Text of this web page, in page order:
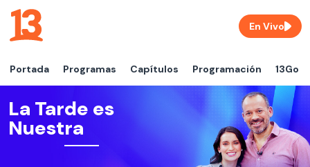
Portada Programas Capítulos Programación 13Go
En Vivo
La Tarde es
Nuestra